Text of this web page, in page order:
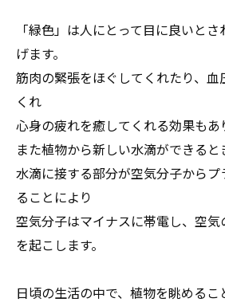
「緑色」は人にとって目に良いと
げます。
筋肉の緊張をほぐしてくれたり、血
くれ
心身の疲れを癒してくれる効果もあ
また植物から新しい水滴ができると
水滴に接する部分が空気分子から
ることにより
空気分子はマイナスに帯電し、空
を起こします。
日頃の生活の中で、植物を眺めるこ